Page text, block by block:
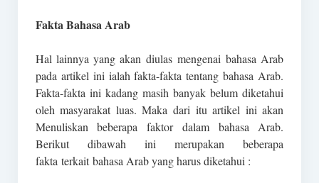
Fakta Bahasa Arab
Hal lainnya yang akan diulas mengenai bahasa Arab
pada artikel ini ialah fakta-fakta tentang bahasa Arab.
Fakta-fakta ini kadang masih banyak belum diketahui
oleh masyarakat luas. Maka dari itu artikel ini akan
Menuliskan beberapa faktor dalam bahasa Arab.
Berikut dibawah ini merupakan beberapa
fakta terkait bahasa Arab yang harus diketahui :